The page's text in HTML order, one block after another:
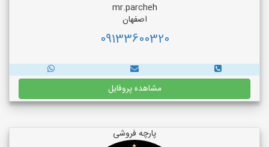
mr.parcheh
اصفهان
09133600320
مشاهده پروفایل
پارچه فروشی